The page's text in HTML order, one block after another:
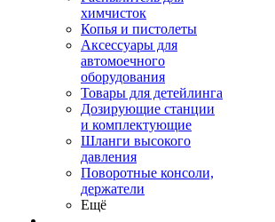
химчисток
Копья и пистолеты
Аксессуары для
автомоечного
оборудования
Товары для детейлинга
Дозирующие станции
и комплектующие
Шланги высокого
давления
Поворотные консоли,
держатели
Ещё